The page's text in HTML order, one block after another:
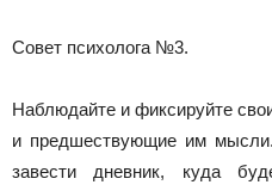
Совет психолога №3.
Наблюдайте и фиксируйте
и предшествующие им
завести дневник, куда